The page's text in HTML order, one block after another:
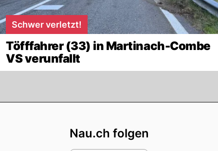
Schwer verletzt!
Töfffahrer (33) in Martinach-Combe
VS verunfallt
Nau.ch folgen